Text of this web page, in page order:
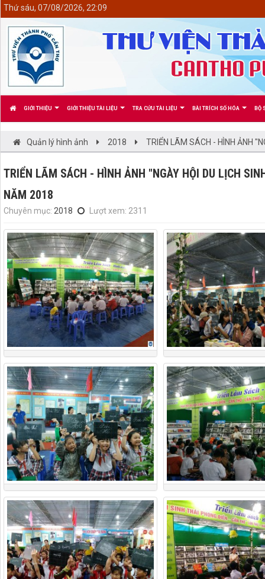
GIỚI THIỆU GIỚI THIỆU TÀI LIỆU TRA CỨU TÀI LIỆU BÀI TRÍCH SỐ HÓA BỘ
Thứ sáu, 07/08/2026, 22:09
Quản lý hình ảnh 2018 TRIỂN LÃM SÁCH - HÌNH ẢNH
TRIỂN LÃM SÁCH - HÌNH ẢNH "NGÀY HỘI DU LỊCH
NĂM 2018
Chuyên mục: 2018 Lượt xem: 2311
<